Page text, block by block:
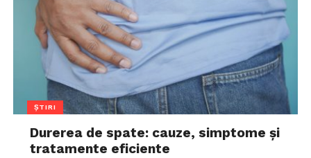
ȘTIRI
Durerea de spate: cauze, simptome și
tratamente eficiente